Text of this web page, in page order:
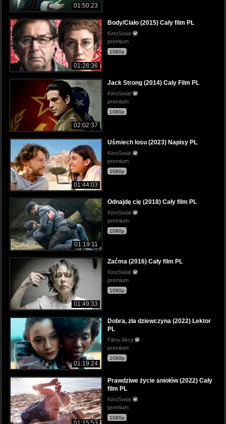
01:50:23
01:28:36
Body/Ciało (2015) Cały film PL
KinoSwiat
premium
1080p
02:02:37
Jack Strong (2014) Cały Film PL
KinoSwiat
premium
1080p
01:44:03
Uśmiech losu (2023) Napisy PL
KinoSwiat
premium
1080p
01:19:11
Odnajdę cię (2018) Cały film PL
KinoSwiat
premium
1080p
01:49:33
Zaćma (2016) Cały film PL
KinoSwiat
premium
1080p
01:19:24
Dobra, zła dziewczyna (2022) Lektor
PL
Filmy Akcji
premium
1080p
Prawdziwe życie aniołów (2022) Cały
film PL
KinoSwiat
premium
1080p